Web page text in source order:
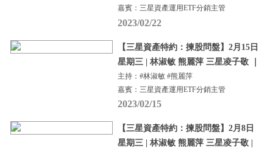
嘉賓：三星資產運用ETF分銷主管
2023/02/22
【三星資產特約：揀股問盤】2月15日
星期三 | 林淑敏 熊麗萍 三星凌子敬 ｜
主持：#林淑敏 #熊麗萍
嘉賓：三星資產運用ETF分銷主管
2023/02/15
【三星資產特約：揀股問盤】2月8日
星期三 | 林淑敏 熊麗萍 三星凌子敬 |